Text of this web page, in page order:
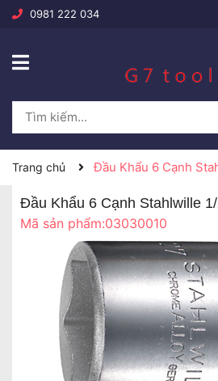
0981 222 034
Trang chủ Đầu Khẩu 6 Cạnh
Đầu Khẩu 6 Cạnh Stahlwille
Mã sản phẩm:03030010